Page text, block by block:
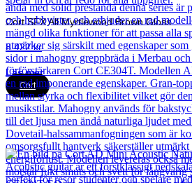
Cort SFX All Myrtlewood Brown Gloss
8 422kr
Läs mer
Cort